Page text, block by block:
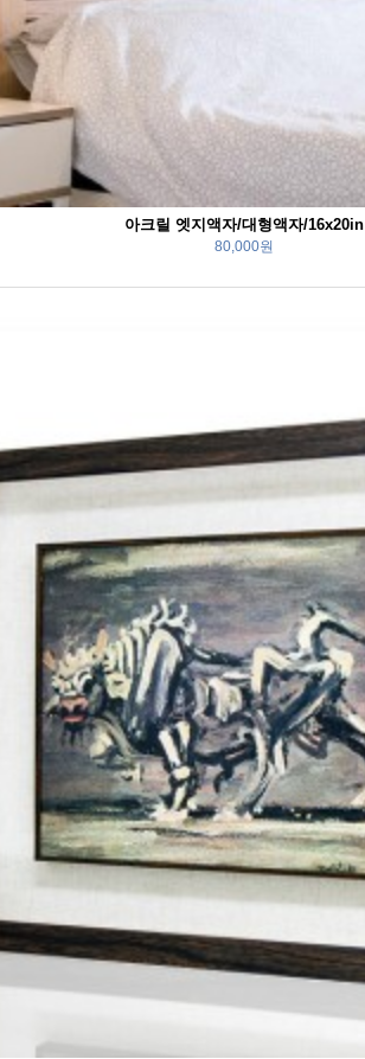
아크릴 엣지액자/대형액자/16x20in
80,000원